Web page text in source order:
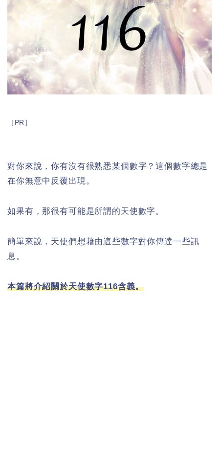
［PR］
對你來說，你有沒有很熟悉某個數字？這個數字總是
在你無意中反覆出現。
如果有，那很有可能是所謂的天使數字。
簡單來說，天使們想藉由這些數字對你傳達一些訊
息。
本篇將介紹關於天使數字116含義。